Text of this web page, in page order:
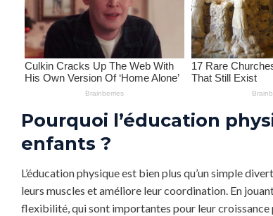
Pourquoi l’éducation
enfants ?
L’éducation physique est bien plus qu’un simple
leurs muscles et améliore leur coordination. En
flexibilité, qui sont importantes pour leur croissance